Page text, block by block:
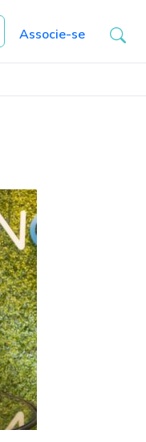
Associe-se